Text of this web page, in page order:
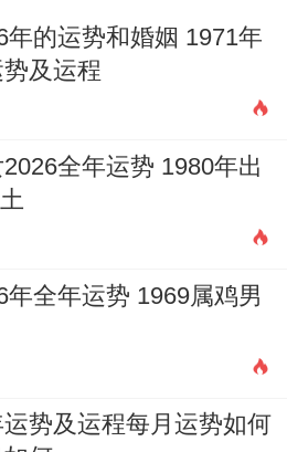
年的运势和婚姻 1971年
及运程
全年运势 1980年出
全年运势 1969属鸡男
势及运程每月运势如何